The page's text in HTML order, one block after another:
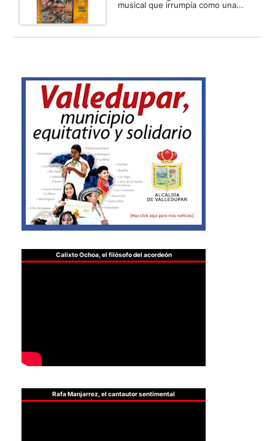
musical que irrumpía como una...
Calixto Ochoa, el filósofo del acordeón
Rafa Manjarrez, el cantautor sentimental